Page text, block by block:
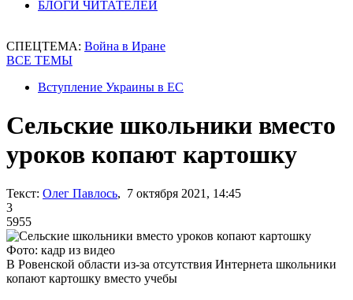
БЛОГИ ЧИТАТЕЛЕЙ
СПЕЦТЕМА: Война в Иране
ВСЕ ТЕМЫ
Вступление Украины в ЕС
Сельские школьники вместо
уроков копают картошку
Текст: Олег Павлось, 7 октября 2021, 14:45
3
5955
Фото: кадр из видео
В Ровенской области из-за отсутствия Интернета школьники
копают картошку вместо учебы